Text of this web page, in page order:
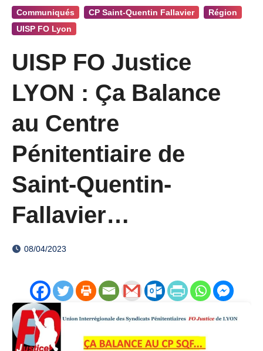
Communiqués CP Saint-Quentin Fallavier
Région
UISP FO Lyon
UISP FO Justice
LYON : Ça Balance
au Centre
Pénitentiaire de
Saint-Quentin-
Fallavier…
08/04/2023